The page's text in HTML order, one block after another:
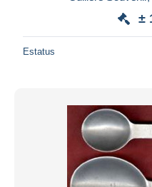
±
Estatus